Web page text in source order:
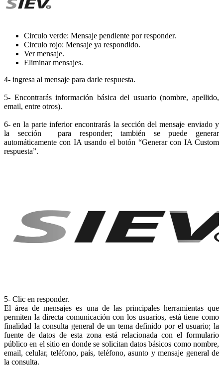
Circulo verde: Mensaje pendiente por responder.
Circulo rojo: Mensaje ya respondido.
Ver mensaje.
Eliminar mensajes.
4- ingresa al mensaje para darle respuesta.
5- Encontrarás información básica del usuario (nombre, apellido,
email, entre otros).
6- en la parte inferior encontrarás la sección del mensaje enviado y
la sección para responder; también se puede generar
automáticamente con IA usando el botón “Generar con IA Custom
respuesta”.
5- Clic en responder.
El área de mensajes es una de las principales herramientas que
permiten la directa comunicación con los usuarios, está tiene como
finalidad la consulta general de un tema definido por el usuario; la
fuente de datos de esta zona está relacionada con el formulario
público en el sitio en donde se solicitan datos básicos como nombre,
email, celular, teléfono, país, teléfono, asunto y mensaje general de
la consulta.